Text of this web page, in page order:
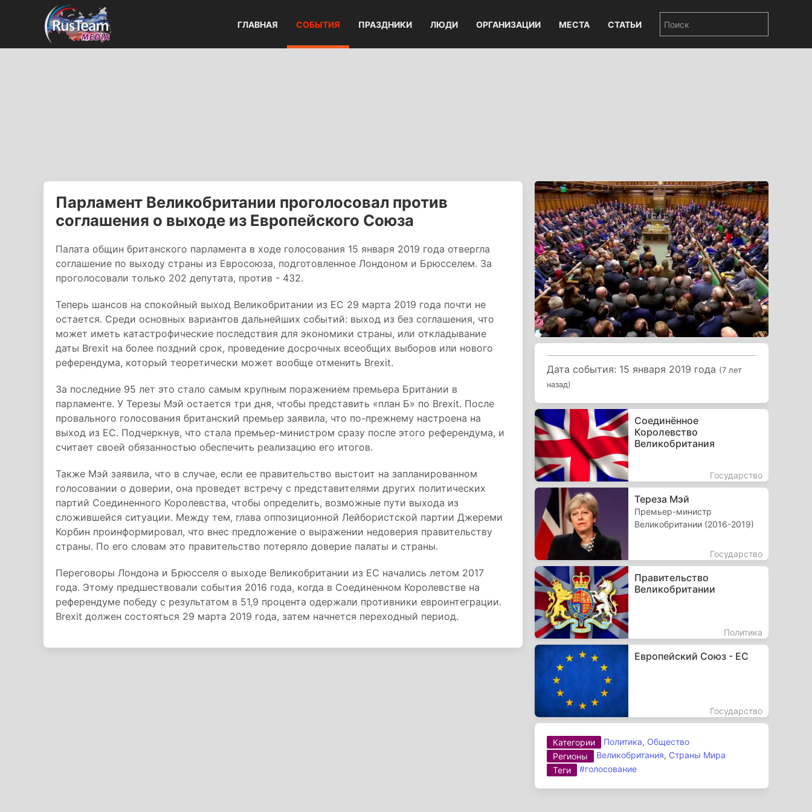
ГЛАВНАЯ СОБЫТИЯ ПРАЗДНИКИ ЛЮДИ ОРГАНИЗАЦИИ МЕСТА СТАТЬИ
Парламент Великобритании проголосовал против
соглашения о выходе из Европейского Союза
Палата общин британского парламента в ходе голосования 15 января 2019 года отвергла
соглашение по выходу страны из Евросоюза, подготовленное Лондоном и Брюсселем. За
проголосовали только 202 депутата, против - 432.
Теперь шансов на спокойный выход Великобритании из ЕС 29 марта 2019 года почти не
остается. Среди основных вариантов дальнейших событий: выход из без соглашения, что
может иметь катастрофические последствия для экономики страны, или откладывание
даты Brexit на более поздний срок, проведение досрочных всеобщих выборов или нового
референдума, который теоретически может вообще отменить Brexit.
За последние 95 лет это стало самым крупным поражением премьера Британии в
парламенте. У Терезы Мэй остается три дня, чтобы представить «план Б» по Brexit. После
провального голосования британский премьер заявила, что по-прежнему настроена на
выход из ЕС. Подчеркнув, что стала премьер-министром сразу после этого референдума, и
считает своей обязанностью обеспечить реализацию его итогов.
Также Мэй заявила, что в случае, если ее правительство выстоит на запланированном
голосовании о доверии, она проведет встречу с представителями других политических
партий Соединенного Королевства, чтобы определить, возможные пути выхода из
сложившейся ситуации. Между тем, глава оппозиционной Лейбористской партии Джереми
Корбин проинформировал, что внес предложение о выражении недоверия правительству
страны. По его словам это правительство потеряло доверие палаты и страны.
Переговоры Лондона и Брюсселя о выходе Великобритании из ЕС начались летом 2017
года. Этому предшествовали события 2016 года, когда в Соединенном Королевстве на
референдуме победу с результатом в 51,9 процента одержали противники евроинтеграции.
Brexit должен состояться 29 марта 2019 года, затем начнется переходный период.
Дата события: 15 января 2019 года (7 лет
назад)
Соединённое
Королевство
Великобритания
Государство
Тереза Мэй
Премьер-министр
Великобритании (2016-2019)
Государство
Правительство
Великобритании
Политика
Европейский Союз - ЕС
Государство
Категории Политика, Общество
Регионы
Великобритания, Страны Мира
Теги
#голосование